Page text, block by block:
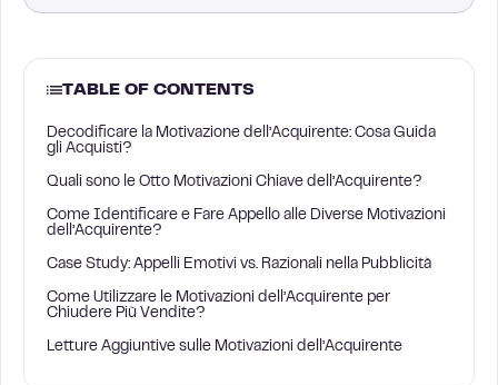
TABLE OF CONTENTS
Decodificare la Motivazione dell’Acquirente: Cosa Guida
gli Acquisti?
Quali sono le Otto Motivazioni Chiave dell’Acquirente?
Come Identificare e Fare Appello alle Diverse Motivazioni
dell’Acquirente?
Case Study: Appelli Emotivi vs. Razionali nella Pubblicità
Come Utilizzare le Motivazioni dell’Acquirente per
Chiudere Più Vendite?
Letture Aggiuntive sulle Motivazioni dell’Acquirente